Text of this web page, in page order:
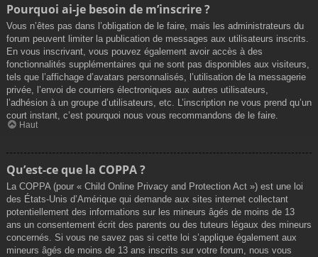
Pourquoi ai-je besoin de m’inscrire ?
Vous n’êtes pas dans l’obligation de le faire, mais les administrateurs du
forum peuvent limiter la publication de messages aux utilisateurs inscrits.
En vous inscrivant, vous pouvez également avoir accès à des
fonctionnalités supplémentaires qui ne sont pas disponibles aux visiteurs,
tels que l’affichage d’avatars personnalisés, l’utilisation de la messagerie
privée, l’envoi de courriers électroniques aux autres utilisateurs,
l’adhésion à un groupe d’utilisateurs, etc. L’inscription ne vous prend qu’un
court instant, c’est pourquoi nous vous recommandons de le faire.
Haut
Qu’est-ce que la COPPA ?
La COPPA (pour « Child Online Privacy and Protection Act ») est une loi
des États-Unis d’Amérique qui demande aux sites internet collectant
potentiellement des informations sur les mineurs âgés de moins de 13
ans un consentement écrit des parents ou des tuteurs légaux des mineurs
concernés. Si vous ne savez pas si cette loi s’applique également aux
mineurs âgés de moins de 13 ans inscrits sur votre forum, nous vous